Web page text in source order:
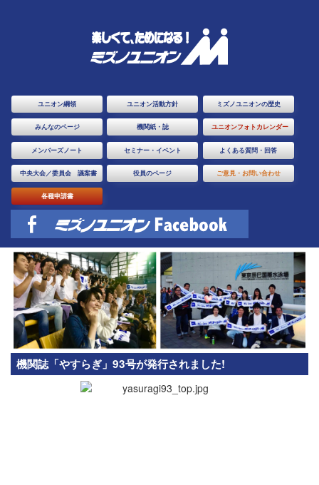
ユニオン綱領 ユニオン活動方針 ミズノユニオンの歴史
みんなのページ 機関紙・誌 ユニオンフォトカレンダー
メンバーズノート セミナー・イベント よくある質問・回答
中央大会／委員会 議案書 役員のページ ご意見・お問い合わせ
各種申請書
機関誌「やすらぎ」93号が発行されました!